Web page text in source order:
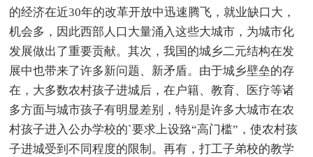
的经济在近30年的改革开放中迅速腾飞，就业缺口大，
机会多，因此西部人口大量涌入这些大城市，为城市化
发展做出了重要贡献。其次，我国的城乡二元结构在发
展中也带来了许多新问题、新矛盾。由于城乡壁垒的存
在，大多数农村孩子进城后，在户籍、教育、医疗等诸
多方面与城市孩子有明显差别，特别是许多大城市在农
村孩子进入公办学校的`要求上设臵“高门槛”，使农村孩
子进城受到不同程度的限制。再有，打工子弟校的教学